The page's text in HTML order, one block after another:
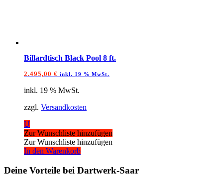
Billardtisch Black Pool 8 ft.
2.495,00 € inkl. 19 % MwSt.
inkl. 19 % MwSt.
zzgl. Versandkosten
U
Zur Wunschliste hinzufügen
Zur Wunschliste hinzufügen
In den Warenkorb
Deine Vorteile bei Dartwerk-Saar